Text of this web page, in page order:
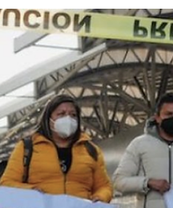
por ciento de los
Sinaloa dice tener servicio
pura y...